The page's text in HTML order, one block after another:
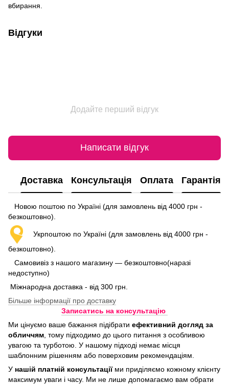
вбирання.
Відгуки
Додайте перший відгук
Написати відгук
Доставка Консультація Оплата Гарантія
Новою поштою по Україні (для замовлень від 4000 грн -
безкоштовно).
Укрпоштою по Україні (для замовлень від 4000 грн -
безкоштовно).
Самовивіз з нашого магазину — безкоштовно(наразі
недоступно)
Міжнародна доставка - від 300 грн.
Більше інформації про доставку
Записатись на консультацію
Ми цінуємо ваше бажання підібрати ефективний догляд за
обличчям , тому підходимо до цього питання з особливою
увагою та турботою. У нашому підході немає місця
шаблонним рішенням або поверховим рекомендаціям.
У нашій платній консультаціїми приділяємо кожному клієнту
максимум уваги і часу. Ми не лише допомагаємо вам обрати